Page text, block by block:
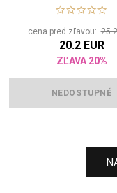
cena pred zľavou:
20.2 EUR
ZĽAVA 20%
NEDOSTUPNÉ